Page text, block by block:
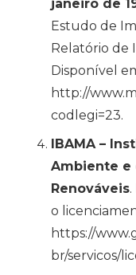
janeiro de
Estudo de
Relatório de
Disponível
http://
codlegi=23.
IBAMA –
Ambiente e
Renováveis
o
https://
br/servicos/